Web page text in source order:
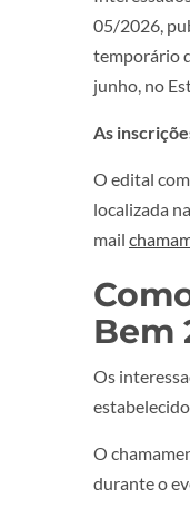
05/2026,
temporário
junho, no
As
O edital
localizada
mail
Bem
Os
O
durante o